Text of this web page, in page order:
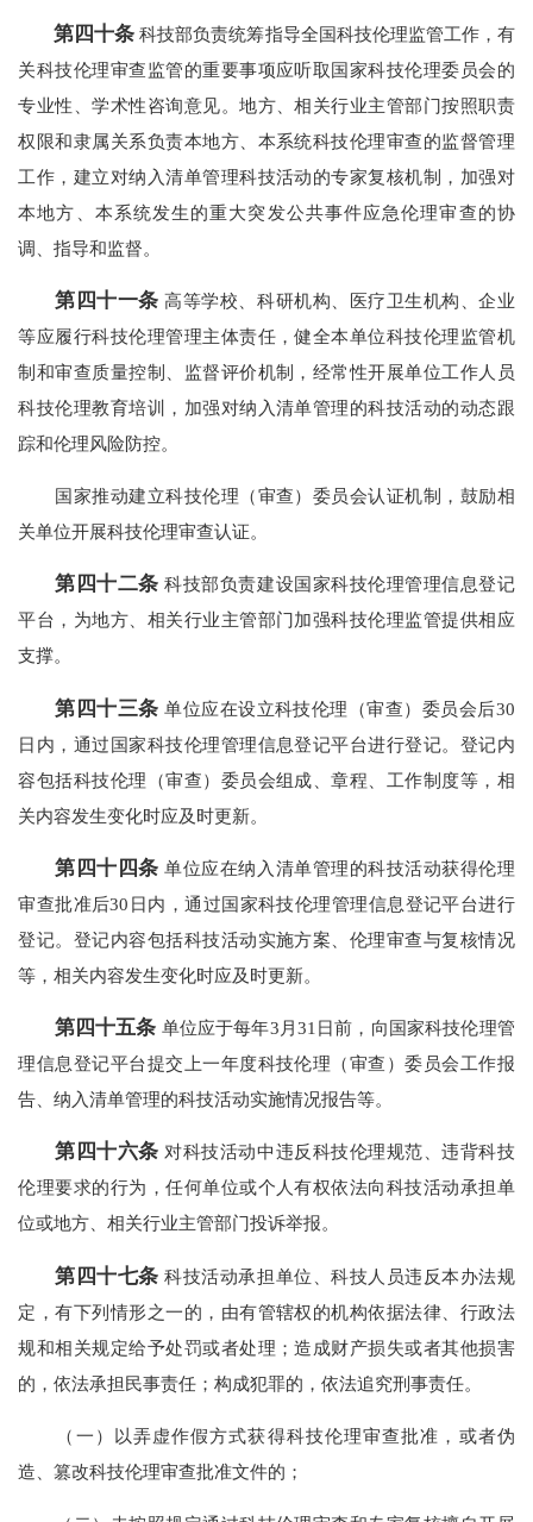
第四十条 科技部负责统筹指导全国科技伦理监管工作，有
关科技伦理审查监管的重要事项应听取国家科技伦理委员会的
专业性、学术性咨询意见。地方、相关行业主管部门按照职责
权限和隶属关系负责本地方、本系统科技伦理审查的监督管理
工作，建立对纳入清单管理科技活动的专家复核机制，加强对
本地方、本系统发生的重大突发公共事件应急伦理审查的协
调、指导和监督。
第四十一条 高等学校、科研机构、医疗卫生机构、企业
等应履行科技伦理管理主体责任，健全本单位科技伦理监管机
制和审查质量控制、监督评价机制，经常性开展单位工作人员
科技伦理教育培训，加强对纳入清单管理的科技活动的动态跟
踪和伦理风险防控。
国家推动建立科技伦理（审查）委员会认证机制，鼓励相
关单位开展科技伦理审查认证。
第四十二条 科技部负责建设国家科技伦理管理信息登记
平台，为地方、相关行业主管部门加强科技伦理监管提供相应
支撑。
第四十三条 单位应在设立科技伦理（审查）委员会后30
日内，通过国家科技伦理管理信息登记平台进行登记。登记内
容包括科技伦理（审查）委员会组成、章程、工作制度等，相
关内容发生变化时应及时更新。
第四十四条 单位应在纳入清单管理的科技活动获得伦理
审查批准后30日内，通过国家科技伦理管理信息登记平台进行
登记。登记内容包括科技活动实施方案、伦理审查与复核情况
等，相关内容发生变化时应及时更新。
第四十五条 单位应于每年3月31日前，向国家科技伦理管
理信息登记平台提交上一年度科技伦理（审查）委员会工作报
告、纳入清单管理的科技活动实施情况报告等。
第四十六条 对科技活动中违反科技伦理规范、违背科技
伦理要求的行为，任何单位或个人有权依法向科技活动承担单
位或地方、相关行业主管部门投诉举报。
第四十七条 科技活动承担单位、科技人员违反本办法规
定，有下列情形之一的，由有管辖权的机构依据法律、行政法
规和相关规定给予处罚或者处理；造成财产损失或者其他损害
的，依法承担民事责任；构成犯罪的，依法追究刑事责任。
（一）以弄虚作假方式获得科技伦理审查批准，或者伪
造、篡改科技伦理审查批准文件的；